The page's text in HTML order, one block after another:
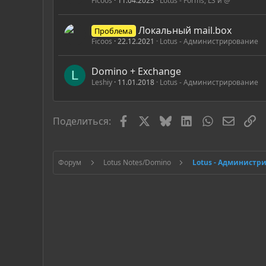
Проблема Локальный mail.box
Ficoos 22.12.2021 Lotus - Администрирование
L Domino + Exchange
Leshiy 11.01.2018 Lotus - Администрирование
Поделиться: FacebookBlueskyLinkedIn
WhatsApp
Форум Lotus Notes/Domino Lotus -